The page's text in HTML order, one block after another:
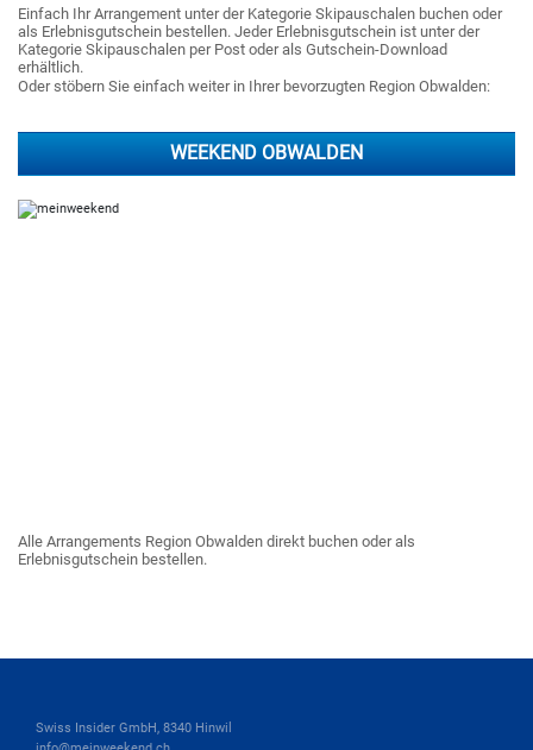
Einfach Ihr Arrangement unter der Kategorie Skipauschalen buchen oder
als Erlebnisgutschein bestellen. Jeder Erlebnisgutschein ist unter der
Kategorie Skipauschalen per Post oder als Gutschein-Download
erhältlich.
Oder stöbern Sie einfach weiter in Ihrer bevorzugten Region Obwalden:
WEEKEND OBWALDEN
Alle Arrangements Region Obwalden direkt buchen oder als
Erlebnisgutschein bestellen.
Swiss Insider GmbH, 8340 Hinwil